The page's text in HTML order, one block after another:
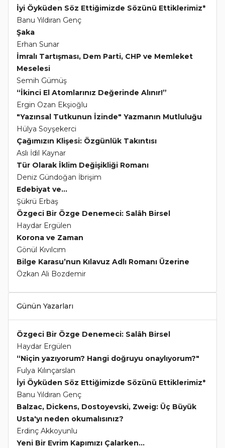
İyi Öyküden Söz Ettiğimizde Sözünü Ettiklerimiz*
Banu Yıldıran Genç
Şaka
Erhan Sunar
İmralı Tartışması, Dem Parti, CHP ve Memleket
Meselesi
Semih Gümüş
“İkinci El Atomlarınız Değerinde Alınır!”
Ergin Ozan Ekşioğlu
"Yazınsal Tutkunun İzinde" Yazmanın Mutluluğu
Hülya Soyşekerci
Çağımızın Klişesi: Özgünlük Takıntısı
Aslı İdil Kaynar
Tür Olarak İklim Değişikliği Romanı
Deniz Gündoğan İbrişim
Edebiyat ve...
Şükrü Erbaş
Özgeci Bir Özge Denemeci: Salâh Birsel
Haydar Ergülen
Korona ve Zaman
Gönül Kıvılcım
Bilge Karasu’nun Kılavuz Adlı Romanı Üzerine
Özkan Ali Bozdemir
Günün Yazarları
Özgeci Bir Özge Denemeci: Salâh Birsel
Haydar Ergülen
“Niçin yazıyorum? Hangi doğruyu onaylıyorum?"
Fulya Kılınçarslan
İyi Öyküden Söz Ettiğimizde Sözünü Ettiklerimiz*
Banu Yıldıran Genç
Balzac, Dickens, Dostoyevski, Zweig: Üç Büyük
Usta'yı neden okumalısınız?
Erdinç Akkoyunlu
Yeni Bir Evrim Kapımızı Çalarken...